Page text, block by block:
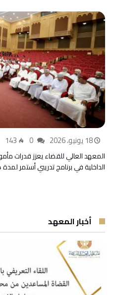
18 يونيو، 2026 143
المعهد العالي للقضاء يعزز قدرات
الداخلية في برنامج تدريبي أستمر لمدة 4 أيام بمقر المعهد
أخبار المعهد